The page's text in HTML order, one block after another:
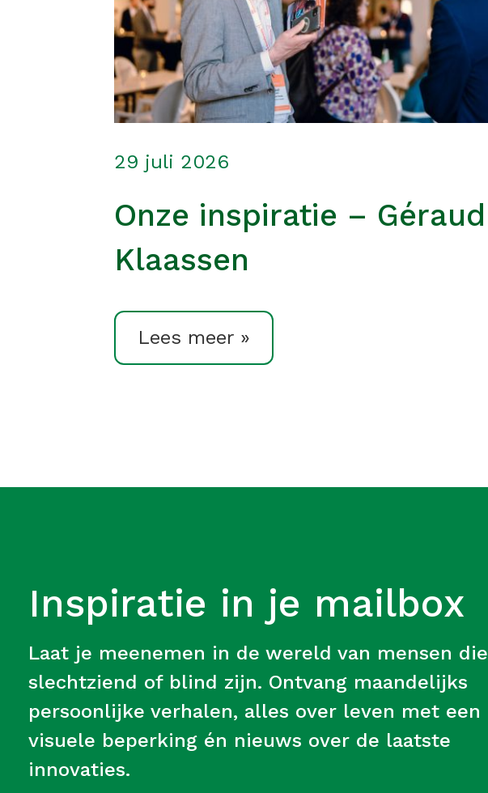
Onze inspiratie – Géraud
Klaassen
29 juli 2026
Lees meer »
Inspiratie in je mailbox
Laat je meenemen in de wereld van mensen die
slechtziend of blind zijn. Ontvang maandelijks
persoonlijke verhalen, alles over leven met een
visuele beperking én nieuws over de laatste
innovaties.